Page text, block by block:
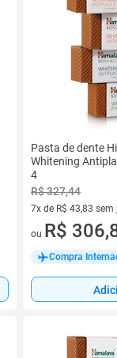
Pasta de dente
Whitening
4
R$ 327,44
7x de R$ 43,83 sem
7 vez de R$ 43,83
ou R$
Compra